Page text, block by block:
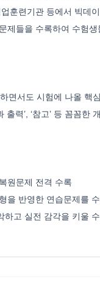
훈련기관 등에서 빅
들을 수록하여 수험
면서도 시험에 나올
출력’, ‘참고’ 등 꼼꼼
원문제 전격 수록
반영한 연습문제를
고 실전 감각을 키울